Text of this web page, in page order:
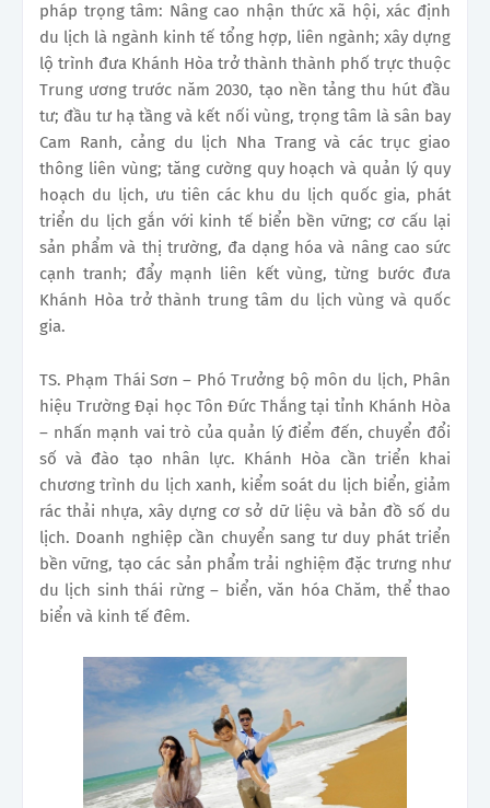
pháp trọng tâm: Nâng cao nhận thức xã hội, xác định
du lịch là ngành kinh tế tổng hợp, liên ngành; xây dựng
lộ trình đưa Khánh Hòa trở thành thành phố trực thuộc
Trung ương trước năm 2030, tạo nền tảng thu hút đầu
tư; đầu tư hạ tầng và kết nối vùng, trọng tâm là sân bay
Cam Ranh, cảng du lịch Nha Trang và các trục giao
thông liên vùng; tăng cường quy hoạch và quản lý quy
hoạch du lịch, ưu tiên các khu du lịch quốc gia, phát
triển du lịch gắn với kinh tế biển bền vững; cơ cấu lại
sản phẩm và thị trường, đa dạng hóa và nâng cao sức
cạnh tranh; đẩy mạnh liên kết vùng, từng bước đưa
Khánh Hòa trở thành trung tâm du lịch vùng và quốc
gia.
TS. Phạm Thái Sơn – Phó Trưởng bộ môn du lịch, Phân
hiệu Trường Đại học Tôn Đức Thắng tại tỉnh Khánh Hòa
– nhấn mạnh vai trò của quản lý điểm đến, chuyển đổi
số và đào tạo nhân lực. Khánh Hòa cần triển khai
chương trình du lịch xanh, kiểm soát du lịch biển, giảm
rác thải nhựa, xây dựng cơ sở dữ liệu và bản đồ số du
lịch. Doanh nghiệp cần chuyển sang tư duy phát triển
bền vững, tạo các sản phẩm trải nghiệm đặc trưng như
du lịch sinh thái rừng – biển, văn hóa Chăm, thể thao
biển và kinh tế đêm.